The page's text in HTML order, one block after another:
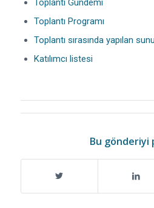
Toplantı Gündemi
Toplantı Programı
Toplantı sırasında yapılan
Katılımcı listesi
Bu gönderiyi